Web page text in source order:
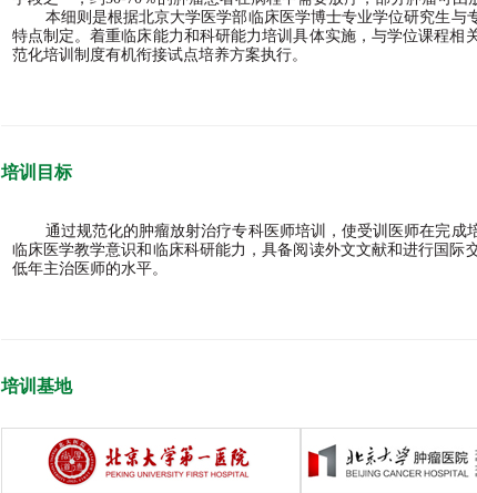
本细则是根据北京大学医学部临床医学博士专业学位研究生
特点制定。着重临床能力和科研能力培训具体实施，与学位课程
范化培训制度有机衔接试点培养方案执行。
培训目标
通过规范化的肿瘤放射治疗专科医师培训，使受训医师在完
临床医学教学意识和临床科研能力，具备阅读外文文献和进行国
低年主治医师的水平。
培训基地